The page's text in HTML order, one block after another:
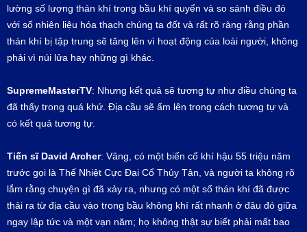
lường số lượng thán khí trong bầu khí quyển và so sánh điều đó
với số nhiên liệu hóa thạch chúng ta đốt và rất rõ ràng rằng phần
thán khí bị tập trung sẽ tăng lên vì hoạt động của loài người, không
phải vì núi lửa hay những gì khác.
SupremeMasterTV: Nhưng kết quả sẽ tương tự như điều chúng ta
đã thấy trong quá khứ. Địa cầu sẽ ấm lên trong cách tương tự và
có kết quả tương tự.
Tiến sĩ David Archer: Vâng, có một biến cố khí hậu 55 triệu năm
trước gọi là Thế Nhiệt Cực Đại Cổ Thủy Tân, và người ta không rõ
lắm rằng chuyện gì đã xảy ra, nhưng có một số thán khí đã được
thải ra từ địa cầu vào trong bầu không khí rất nhanh ở đâu đó giữa
ngay lập tức và một vạn năm; họ không thật sự biết phải mất bao